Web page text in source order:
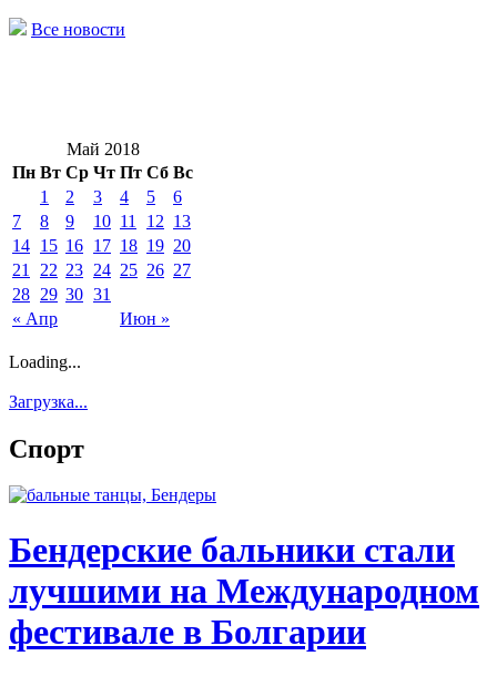
Все новости
Май 2018
Пн Вт Ср Чт Пт Сб Вс
« Апр Июн »
1 2 3 4 5
6
7
8 9 10 11 12 13
14 15 16 17 18 19 20
21
22 23 24 25 26 27
28 29 30 31
Loading...
Загрузка...
Спорт
Бендерские бальники стали
лучшими на Международном
фестивале в Болгарии